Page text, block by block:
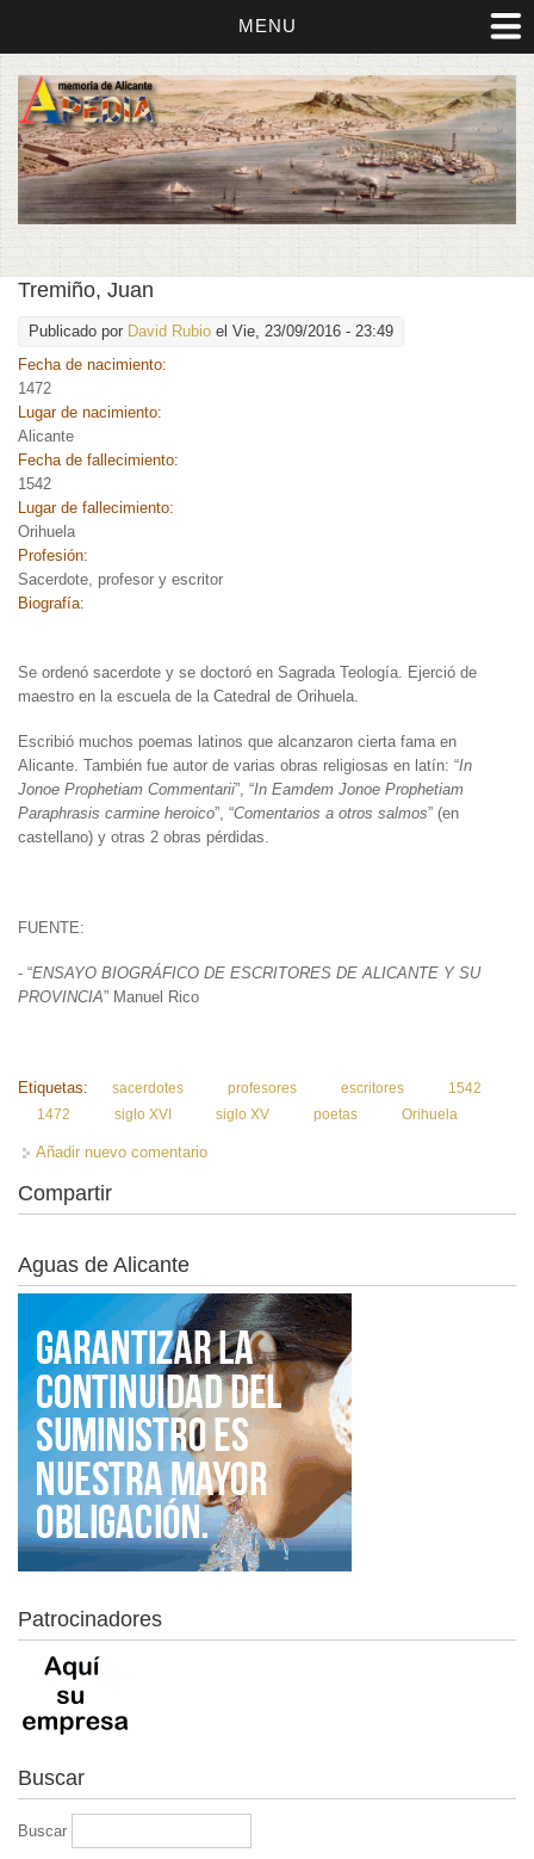
MENU
Tremiño, Juan
Publicado por David Rubio el Vie, 23/09/2016 - 23:49
Fecha de nacimiento:
1472
Lugar de nacimiento:
Alicante
Fecha de fallecimiento:
1542
Lugar de fallecimiento:
Orihuela
Profesión:
Sacerdote, profesor y escritor
Biografía:
Se ordenó sacerdote y se doctoró en Sagrada Teología. Ejerció de
maestro en la escuela de la Catedral de Orihuela.
Escribió muchos poemas latinos que alcanzaron cierta fama en
Alicante. También fue autor de varias obras religiosas en latín: “In
Jonoe Prophetiam Commentarii”, “In Eamdem Jonoe Prophetiam
Paraphrasis carmine heroico”, “Comentarios a otros salmos” (en
castellano) y otras 2 obras pérdidas.
FUENTE:
- “ENSAYO BIOGRÁFICO DE ESCRITORES DE ALICANTE Y SU
PROVINCIA” Manuel Rico
Etiquetas: sacerdotes profesores escritores
1542
1472
siglo XVI siglo XV poetas Orihuela
Añadir nuevo comentario
Compartir
Aguas de Alicante
Patrocinadores
Buscar
Buscar